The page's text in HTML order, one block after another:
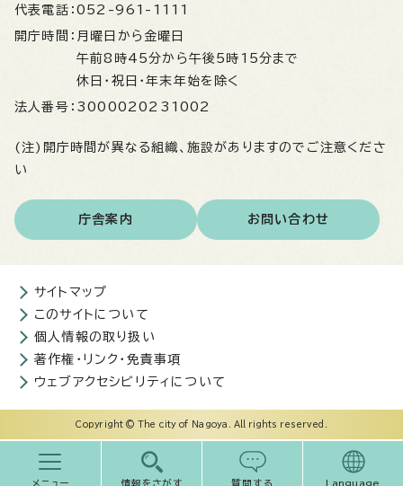
メニュー 情報をさがす 質問する Language
代表電話： 052-961-1111
開庁時間： 月曜日から金曜日
午前8時45分から午後5時15分まで
休日・祝日・年末年始を除く
法人番号： 3000020231002
(注)開庁時間が異なる組織、施設がありますのでご注意くださ
い
庁舎案内 お問い合わせ
サイトマップ
このサイトについて
個人情報の取り扱い
著作権・リンク・免責事項
ウェブアクセシビリティについて
Copyright © The city of Nagoya. All rights reserved.